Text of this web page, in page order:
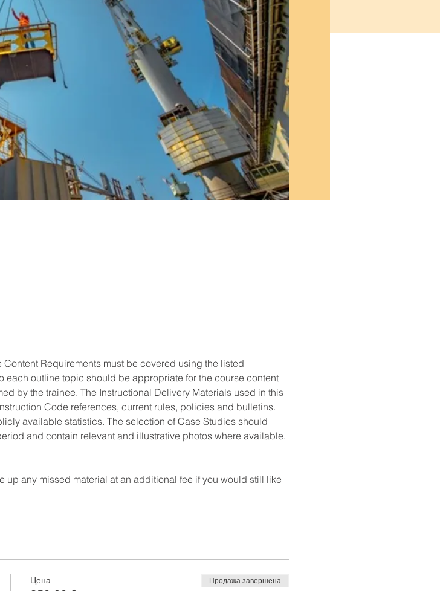
Requirements must be covered using the listed
each outline topic should be appropriate for the course content
by the trainee. The Instructional Delivery Materials used in this
Code references, current rules, policies and bulletins.
available statistics. The selection of Case Studies should
and contain relevant and illustrative photos where available.
up any missed material at an additional fee if you would still like
Цена Продажа завершена